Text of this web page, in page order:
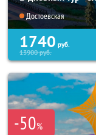
Достоевская
1740 руб.
13900руб.
-50%